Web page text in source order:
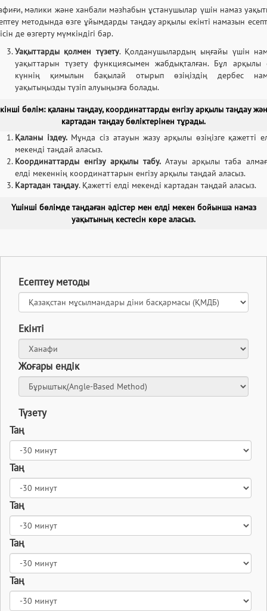
мәлики және ханбали мәзһабын ұстанушылар үшін намаз
методында өзге ұйымдарды таңдау арқылы екінті намазын
де өзгерту мүмкіндігі бар.
Уақыттарды қолмен түзету. Қолданушылардың ыңғайы үшін
уақыттарын түзету функциясымен жабдықталған. Бұл арқылы
күннің қимылын бақылай отырып өзіңіздің дербес
уақытыңызды түзіп алуыңызға болады.
бөлім: қаланы таңдау, координаттарды енгізу арқылы таңдау
картадан таңдау бөліктерінен тұрады.
Қаланы іздеу.Мұнда сіз атауын жазу арқылы өзіңізге қажетті
мекенді таңдай аласыз.
Координаттарды енгізу арқылы табу. Атауы арқылы таба
елді мекеннің координаттарын енгізу арқылы таңдай аласыз.
Картадан таңдау. Қажетті елді мекенді картадан таңдай аласыз.
Үшінші бөлімде таңдаған әдістер мен елді мекен бойынша намаз
уақытының кестесін көре аласыз.
Есептеу методы
Екінті
Жоғары ендік
Түзету
Таң
Таң
Таң
Таң
Таң